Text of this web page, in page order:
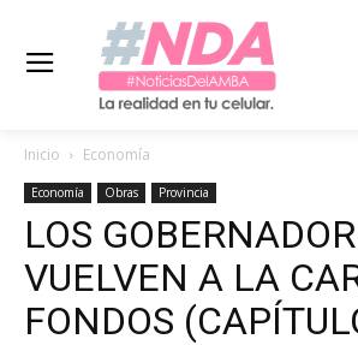
Inicio Economía
Economía Obras Provincia
LOS
VUELVEN A LA
FONDOS